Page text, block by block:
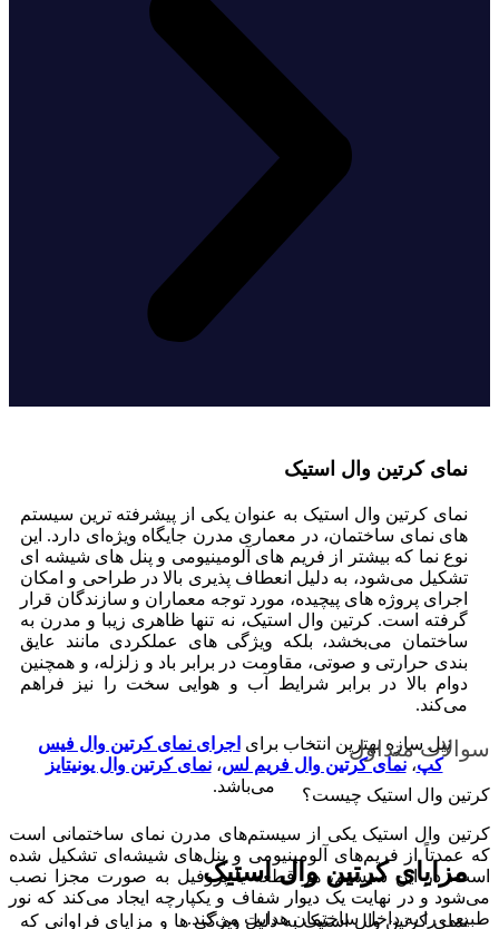
نمای کرتین وال استیک
نمای کرتین وال استیک به‌ عنوان یکی از پیشرفته‌ ترین سیستم‌
های نمای ساختمان، در معماری مدرن جایگاه ویژه‌ای دارد. این
نوع نما که بیشتر از فریم‌ های آلومینیومی و پنل‌ های شیشه‌ ای
تشکیل می‌شود، به دلیل انعطاف‌ پذیری بالا در طراحی و امکان
اجرای پروژه‌ های پیچیده، مورد توجه معماران و سازندگان قرار
گرفته است. کرتین وال استیک، نه تنها ظاهری زیبا و مدرن به
ساختمان می‌بخشد، بلکه ویژگی‌ های عملکردی مانند عایق‌
بندی حرارتی و صوتی، مقاومت در برابر باد و زلزله، و همچنین
دوام بالا در برابر شرایط آب‌ و هوایی سخت را نیز فراهم
می‌کند.
نیل سازه بهترین انتخاب برای اجرای نمای کرتین وال فیس
کپ،نمای کرتین وال فریم لس،نمای کرتین وال یونیتایز
می‌باشد.
مزایای کرتین وال استیک
نمای کرتین وال استیک به دلیل ویژگی‌ ها و مزایای فراوانی که
سوالات متداول
کرتین وال استیک چیست؟
کرتین وال استیک یکی از سیستم‌های مدرن نمای ساختمانی است
که عمدتاً از فریم‌های آلومینیومی و پنل‌های شیشه‌ای تشکیل شده
است. در این سیستم، هر قطعه یا پروفیل به صورت مجزا نصب
می‌شود و در نهایت یک دیوار شفاف و یکپارچه ایجاد می‌کند که نور
طبیعی را به داخل ساختمان هدایت می‌کند.